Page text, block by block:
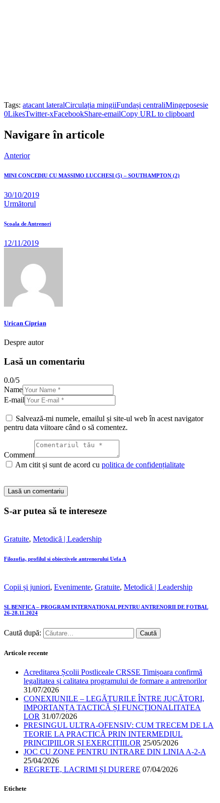
Tags: atacant lateralCirculația mingiiFundași centraliMingeposesie
0LikesTwitter-xFacebookShare-emailCopy URL to clipboard
Navigare în articole
Anterior
MINI CONCEDIU CU MASSIMO LUCCHESI (5) – SOUTHAMPTON (2)
30/10/2019
Următorul
Școala de Antrenori
12/11/2019
Urican Ciprian
Despre autor
Lasă un comentariu
0.0/5
Name
E-mail
Salvează-mi numele, emailul și site-ul web în acest navigator
pentru data viitoare când o să comentez.
Comment
Am citit și sunt de acord cu politica de confidențialitate
S-ar putea să te intereseze
Gratuite, Metodică | Leadership
Filozofia, profilul si obiectivele antrenorului Uefa A
Copii și juniori, Evenimente, Gratuite, Metodică | Leadership
SL BENFICA – PROGRAM INTERNAȚIONAL PENTRU ANTRENORII DE FOTBAL
26-28.11.2024
Caută după:
Articole recente
Acreditarea Școlii Postliceale CRSSE Timișoara confirmă
legalitatea și calitatea programului de formare a antrenorilor
31/07/2026
CONEXIUNILE – LEGĂTURILE ÎNTRE JUCĂTORI,
IMPORTANȚA TACTICĂ ȘI FUNCȚIONALITATEA
LOR 31/07/2026
PRESINGUL ULTRA-OFENSIV: CUM TRECEM DE LA
TEORIE LA PRACTICĂ PRIN INTERMEDIUL
PRINCIPIILOR ȘI EXERCIȚIILOR 25/05/2026
JOC CU ZONE PENTRU INTRARE DIN LINIA A-2-A
25/04/2026
REGRETE, LACRIMI ȘI DURERE 07/04/2026
Etichete